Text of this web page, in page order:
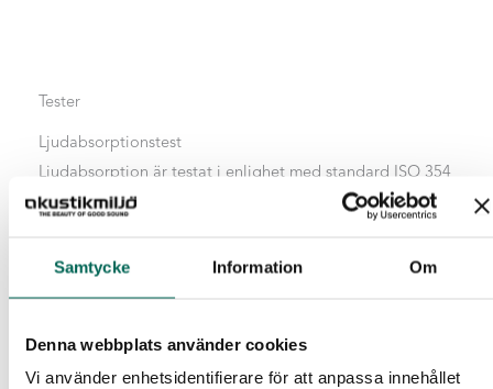
Samtycke Information Om
Denna webbplats använder cookies
Vi använder enhetsidentifierare för att anpassa innehållet
Tester
Ljudabsorptionstest
Ljudabsorption är testat i enlighet med standard ISO 354
och ISO 11654. Testresultat finns hos oss på Akustikmiljö
EXEMPEL PÅ TESTRESULTAT FÖR 50 MM ECOSUND:
Klass A αw 0,9 200 mm luftspalt,
Klass A αw 0,95